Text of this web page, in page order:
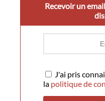
Recevoir un
J'ai pris
la politique de